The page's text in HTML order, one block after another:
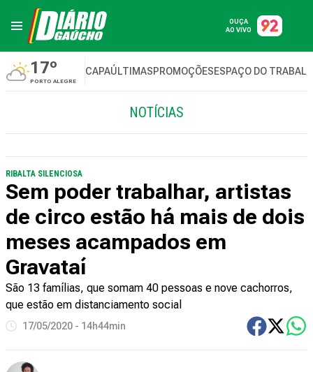
OUÇA
AO VIVO
17º
PORTO ALEGRE
CAPAÚLTIMASPROMOÇÕESESPAÇO DO
NOTÍCIAS
RIBALTA SILENCIOSA
Sem poder trabalhar, artistas
de circo estão há mais de dois
meses acampados em
Gravataí
São 13 famílias, que somam 40 pessoas e nove cachorros,
que estão em distanciamento social
17/05/2020 - 14h44min